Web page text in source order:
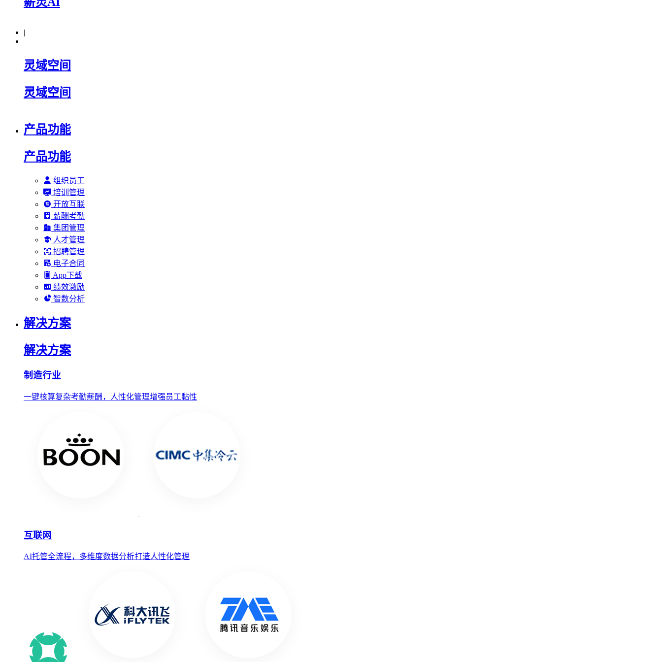
|
灵域空间
灵域空间
产品功能
产品功能
组织员工
培训管理
开放互联
薪酬考勤
集团管理
人才管理
招聘管理
电子合同
App下载
绩效激励
智数分析
解决方案
解决方案
制造行业
一键核算复杂考勤薪酬，人性化管理增强员工黏性
互联网
AI托管全流程，多维度数据分析打造人性化管理